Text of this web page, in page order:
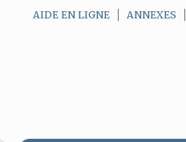
AIDE EN LIGNE ANNEXES